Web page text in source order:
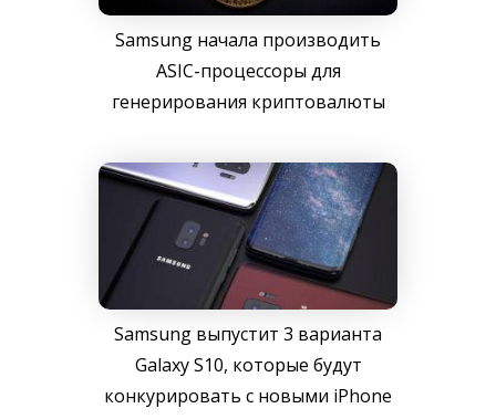
Samsung начала производить
ASIC-процессоры для
генерирования криптовалюты
Samsung выпустит 3 варианта
Galaxy S10, которые будут
конкурировать с новыми iPhone